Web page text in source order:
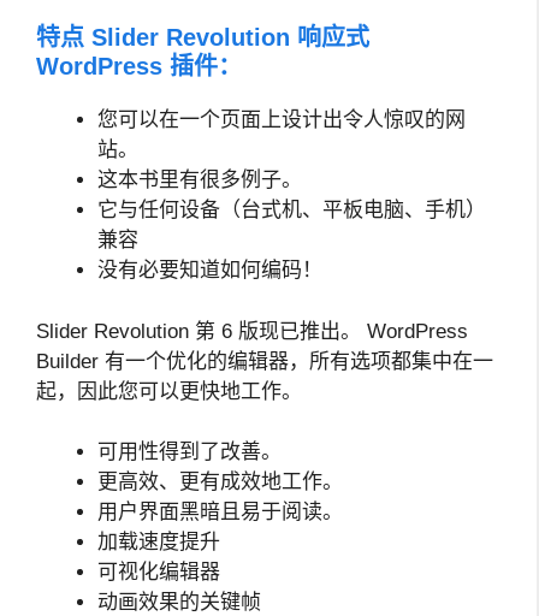
特点 Slider Revolution 响应式
WordPress 插件：
您可以在一个页面上设计出令人惊叹的网
站。
这本书里有很多例子。
它与任何设备（台式机、平板电脑、手机）
兼容
没有必要知道如何编码！
Slider Revolution 第 6 版现已推出。 WordPress
Builder 有一个优化的编辑器，所有选项都集中在一
起，因此您可以更快地工作。
可用性得到了改善。
更高效、更有成效地工作。
用户界面黑暗且易于阅读。
加载速度提升
可视化编辑器
动画效果的关键帧